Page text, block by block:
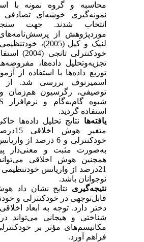
محاسبه و گروه نمونه با
نمونه‌گیری خوشه‌ای تصادفی و
انتخاب شدند. جهت
موردپژوهش از
خودکنترلی
تجزیه‌وتحلیل داده‌‌ها،
توزیع داده‌ها با استفاده از
اسمیرنوف بررسی شد. از
توصیفی، رگرسیون هم‌زمان و
استفاده گردید.
یافته‌هانتایج تحلیل داده‌ها
متغیر هوش
خودکنترلی و 6 درصد از
به‌صورت مثبت و معنی‌دار
همچنین هوش اخلاقی می‌تواند
21درصد از واریانس خودتنظیمی
نوجوانان باشد.
نتیجه‌گیرینتایج نشان داد
قابل‌توجهی در خودکنترلی و
دختر دارد. توجه به ابعاد
شناختی و هیجانی می‌تواند
مکانیسم‌های مؤثر بر
فراهم آورد.